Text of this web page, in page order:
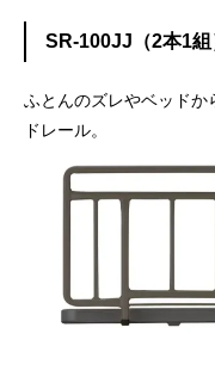
SR-100JJ（2本1組
ふとんのズレやベッドか
ドレール。